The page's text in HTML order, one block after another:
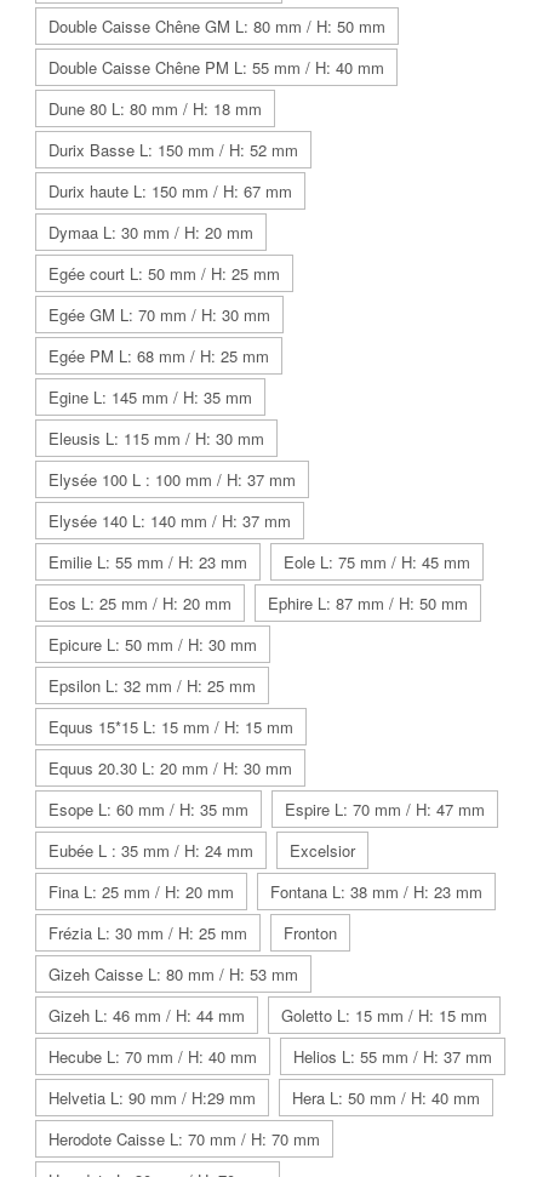
Double Caisse Chêne GM L: 80 mm / H: 50 mm
Double Caisse Chêne PM L: 55 mm / H: 40 mm
Dune 80 L: 80 mm / H: 18 mm
Durix Basse L: 150 mm / H: 52 mm
Durix haute L: 150 mm / H: 67 mm
Dymaa L: 30 mm / H: 20 mm
Egée court L: 50 mm / H: 25 mm
Egée GM L: 70 mm / H: 30 mm
Egée PM L: 68 mm / H: 25 mm
Egine L: 145 mm / H: 35 mm
Eleusis L: 115 mm / H: 30 mm
Elysée 100 L : 100 mm / H: 37 mm
Elysée 140 L: 140 mm / H: 37 mm
Emilie L: 55 mm / H: 23 mm
Eole L: 75 mm / H: 45 mm
Eos L: 25 mm / H: 20 mm
Ephire L: 87 mm / H: 50 mm
Epicure L: 50 mm / H: 30 mm
Epsilon L: 32 mm / H: 25 mm
Equus 15*15 L: 15 mm / H: 15 mm
Equus 20.30 L: 20 mm / H: 30 mm
Esope L: 60 mm / H: 35 mm
Espire L: 70 mm / H: 47 mm
Eubée L : 35 mm / H: 24 mm
Excelsior
Fina L: 25 mm / H: 20 mm
Fontana L: 38 mm / H: 23 mm
Frézia L: 30 mm / H: 25 mm
Fronton
Gizeh Caisse L: 80 mm / H: 53 mm
Gizeh L: 46 mm / H: 44 mm
Goletto L: 15 mm / H: 15 mm
Hecube L: 70 mm / H: 40 mm
Helios L: 55 mm / H: 37 mm
Helvetia L: 90 mm / H:29 mm
Hera L: 50 mm / H: 40 mm
Herodote Caisse L: 70 mm / H: 70 mm